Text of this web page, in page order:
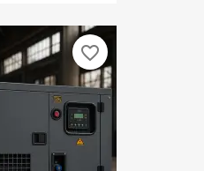
favorite_border